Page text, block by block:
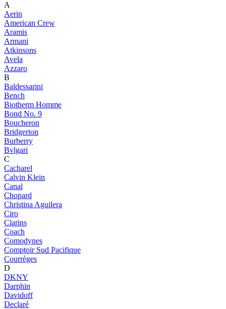
A
Aerin
American Crew
Aramis
Armani
Atkinsons
Avela
Azzaro
B
Baldessarini
Bench
Biotherm Homme
Bond No. 9
Boucheron
Bridgerton
Burberry
Bvlgari
C
Cacharel
Calvin Klein
Canal
Chopard
Christina Aguilera
Ciro
Clarins
Coach
Comodynes
Comptoir Sud Pacifique
Courrèges
D
DKNY
Darphin
Davidoff
Declaré